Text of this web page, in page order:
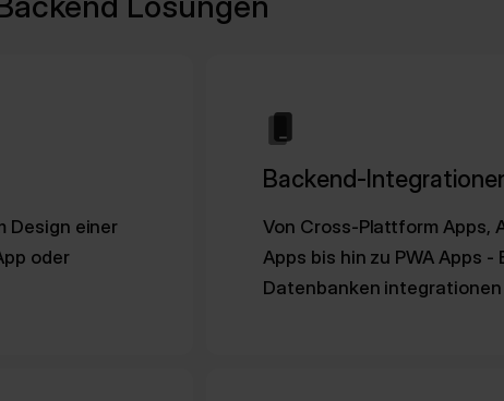
Design einer
oder
Backend-
Von Cross-Plattform Apps,
Apps bis hin zu PWA Apps
Datenbanken